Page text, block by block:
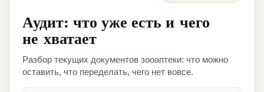
Аудит: что уже есть и чего
не хватает
Разбор текущих документов зооаптеки: что можно
оставить, что переделать, чего нет вовсе.